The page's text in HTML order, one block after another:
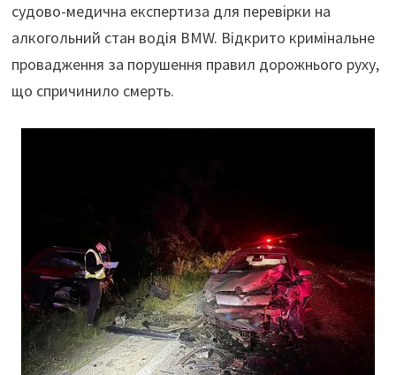
судово-медична експертиза для перевірки на
алкогольний стан водія BMW. Відкрито кримінальне
провадження за порушення правил дорожнього руху,
що спричинило смерть.